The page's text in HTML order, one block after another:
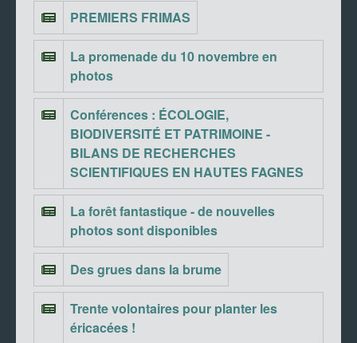
PREMIERS FRIMAS
La promenade du 10 novembre en
photos
Conférences : ÉCOLOGIE,
BIODIVERSITÉ ET PATRIMOINE -
BILANS DE RECHERCHES
SCIENTIFIQUES EN HAUTES FAGNES
La forêt fantastique - de nouvelles
photos sont disponibles
Des grues dans la brume
Trente volontaires pour planter les
éricacées !